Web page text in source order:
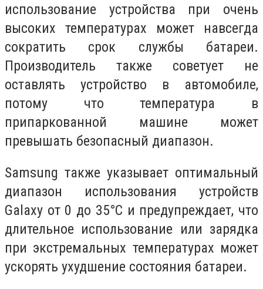
использование устройства при очень
высоких температурах может навсегда
сократить срок службы батареи.
Производитель также советует не
оставлять устройство в автомобиле,
потому что температура в
припаркованной машине может
превышать безопасный диапазон.
Samsung также указывает оптимальный
диапазон использования устройств
Galaxy от 0 до 35°C и предупреждает, что
длительное использование или зарядка
при экстремальных температурах может
ускорять ухудшение состояния батареи.